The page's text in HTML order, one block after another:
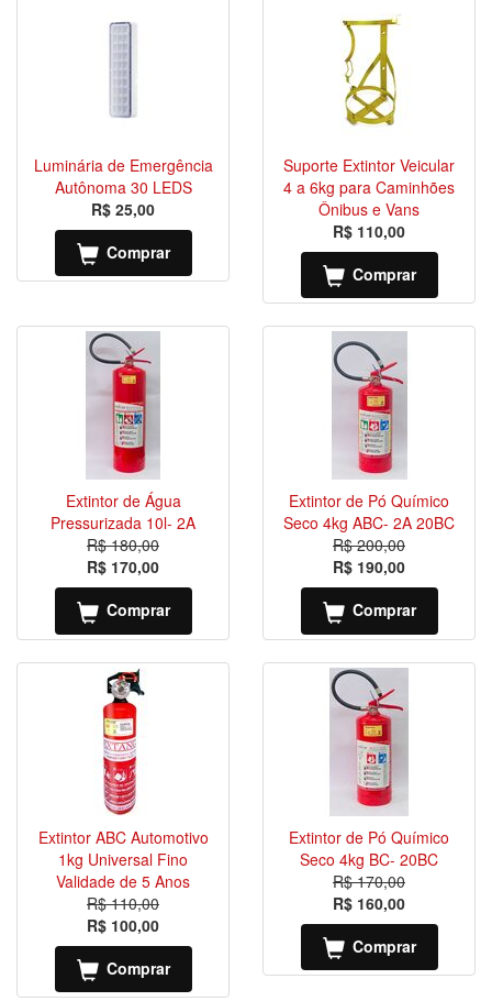
Luminária de Emergência
Autônoma 30 LEDS
R$ 25,00
Comprar
Suporte Extintor Veicular
4 a 6kg para Caminhões
Ônibus e Vans
R$ 110,00
Comprar
Extintor de Água
Pressurizada 10l- 2A
R$ 180,00
R$ 170,00
Comprar
Extintor de Pó Químico
Seco 4kg ABC- 2A 20BC
R$ 200,00
R$ 190,00
Comprar
Extintor ABC Automotivo
1kg Universal Fino
Validade de 5 Anos
R$ 110,00
R$ 100,00
Comprar
Extintor de Pó Químico
Seco 4kg BC- 20BC
R$ 170,00
R$ 160,00
Comprar